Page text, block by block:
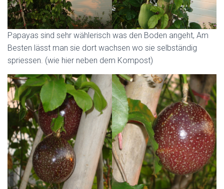
Papayas sind sehr wählerisch was den Boden angeht, Am
Besten lässt man sie dort wachsen wo sie selbständig
spriessen. (wie hier neben dem Kompost)